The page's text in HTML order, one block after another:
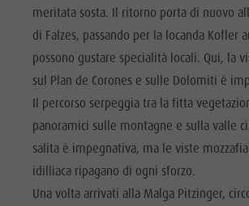
meritata sosta. Il ritorno porta di nuovo
di Falzes, passando per la locanda Kofler
possono gustare specialità locali. Qui, la
sul Plan de Corones e sulle Dolomiti è
Il percorso serpeggia tra la fitta
panoramici sulle montagne e sulla valle
salita è impegnativa, ma le viste
idilliaca ripagano di ogni sforzo.
Una volta arrivati alla Malga Pitzinger,